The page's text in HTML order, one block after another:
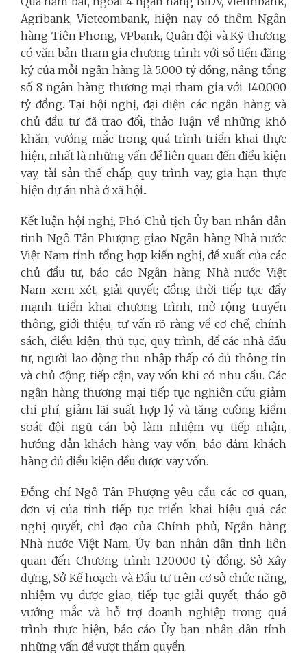
Agribank, Vietcombank, hiện nay có thêm Ngân
hàng Tiên Phong, VPbank, Quân đội và Kỹ thương
có văn bản tham gia chương trình với số tiền đăng
ký của mỗi ngân hàng là 5.000 tỷ đồng, nâng tổng
số 8 ngân hàng thương mại tham gia với 140.000
tỷ đồng. Tại hội nghị, đại diện các ngân hàng và
chủ đầu tư đã trao đổi, thảo luận về những khó
khăn, vướng mắc trong quá trình triển khai thực
hiện, nhất là những vấn đề liên quan đến điều kiện
vay, tài sản thế chấp, quy trình vay, gia hạn thực
hiện dự án nhà ở xã hội...
Kết luận hội nghị, Phó Chủ tịch Ủy ban nhân dân
tỉnh Ngô Tân Phượng giao Ngân hàng Nhà nước
Việt Nam tỉnh tổng hợp kiến nghị, đề xuất của các
chủ đầu tư, báo cáo Ngân hàng Nhà nước Việt
Nam xem xét, giải quyết; đồng thời tiếp tục đẩy
mạnh triển khai chương trình, mở rộng truyền
thông, giới thiệu, tư vấn rõ ràng về cơ chế, chính
sách, điều kiện, thủ tục, quy trình, để các nhà đầu
tư, người lao động thu nhập thấp có đủ thông tin
và chủ động tiếp cận, vay vốn khi có nhu cầu. Các
ngân hàng thương mại tiếp tục nghiên cứu giảm
chi phí, giảm lãi suất hợp lý và tăng cường kiểm
soát đội ngũ cán bộ làm nhiệm vụ tiếp nhận,
hướng dẫn khách hàng vay vốn, bảo đảm khách
hàng đủ điều kiện đều được vay vốn.
Đồng chí Ngô Tân Phượng yêu cầu các cơ quan,
đơn vị của tỉnh tiếp tục triển khai hiệu quả các
nghị quyết, chỉ đạo của Chính phủ, Ngân hàng
Nhà nước Việt Nam, Ủy ban nhân dân tỉnh liên
quan đến Chương trình 120.000 tỷ đồng. Sở Xây
dựng, Sở Kế hoạch và Đầu tư trên cơ sở chức năng,
nhiệm vụ được giao, tiếp tục giải quyết, tháo gỡ
vướng mắc và hỗ trợ doanh nghiệp trong quá
trình thực hiện, báo cáo Ủy ban nhân dân tỉnh
những vấn đề vượt thẩm quyền.